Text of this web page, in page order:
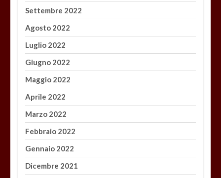
Settembre 2022
Agosto 2022
Luglio 2022
Giugno 2022
Maggio 2022
Aprile 2022
Marzo 2022
Febbraio 2022
Gennaio 2022
Dicembre 2021